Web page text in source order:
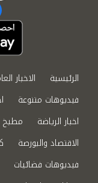
الرئيسية الاخبار
فيديوهات متنوعة
اخبار الرياضة
مطبخ
الاقتصاد والبورصة
فيديوهات فضائيات